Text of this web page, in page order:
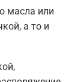
масла или
а то и